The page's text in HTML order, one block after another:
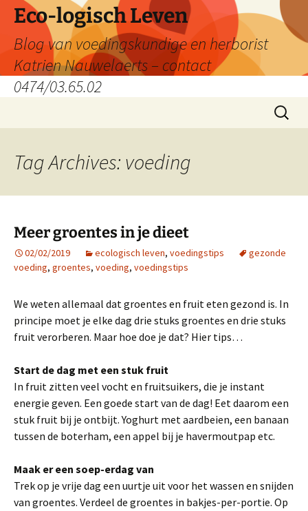
Skip
content
Eco-logisch Leven
Blog van voedingskundige en herborist
Katrien Nauwelaerts – contact
0474/03.65.02
Search
for:
Tag Archives: voeding
Meer groentes in je dieet
02/02/2019 ecologisch leven, voedingstips
gezonde
voeding, groentes, voeding, voedingstips
We weten allemaal dat groentes en fruit eten gezond is. In
principe moet je elke dag drie stuks groentes en drie stuks
fruit verorberen. Maar hoe doe je dat? Hier tips…
Start de dag met een stuk fruit
In fruit zitten veel vocht en fruitsuikers, die je instant
energie geven. Een goede start van de dag! Eet daarom een
stuk fruit bij je ontbijt. Yoghurt met aardbeien, een banaan
tussen de boterham, een appel bij je havermoutpap etc.
Maak er een soep-erdag van
Trek op je vrije dag een uurtje uit voor het wassen en snijden
van groentes. Verdeel de groentes in bakjes-per-portie. Op